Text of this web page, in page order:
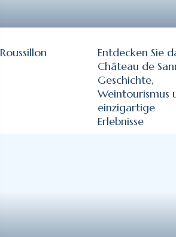
Roussillon
Entdecken Sie
Château de
Geschichte,
Weintourismus
einzigartige
Erlebnisse